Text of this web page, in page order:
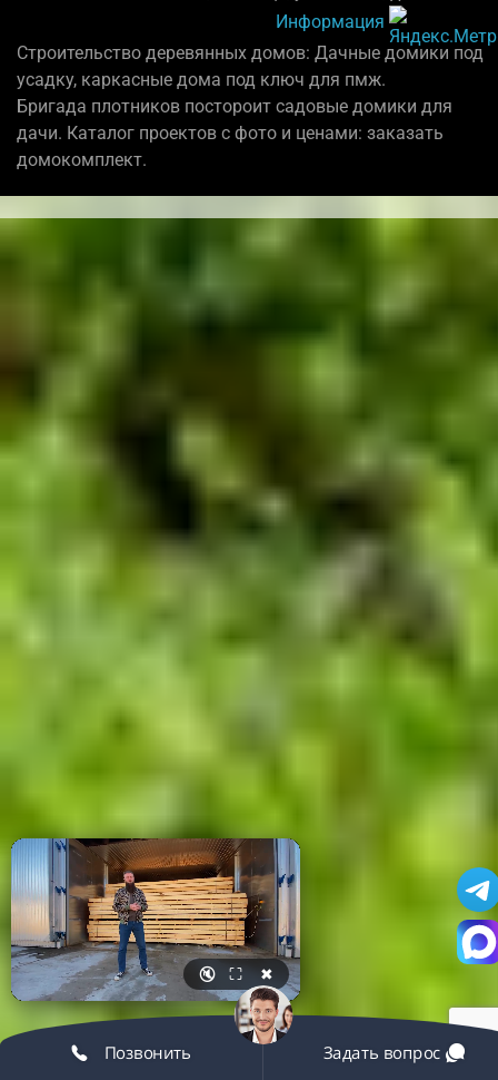
Информация
Строительство деревянных домов: Дачные домики под
усадку, каркасные дома под ключ для пмж.
Бригада плотников постороит садовые домики для
дачи. Каталог проектов с фото и ценами: заказать
домокомплект.
🔇 ⛶ ✖
Позвонить Задать вопрос